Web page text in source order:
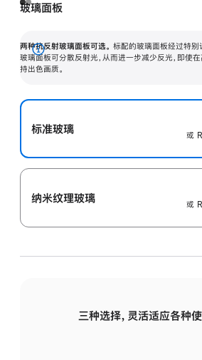
玻璃面板
两种抗反射玻璃面板可选。 标配的玻璃面板经过特别
玻璃面板可分散反射光，从而进一步减少反光，即使
持出色画质。
展
开
标准玻璃
或
纳米纹理玻璃
或
三种选择，灵活适应各种使